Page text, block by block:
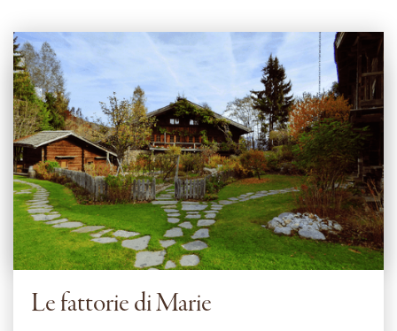
Le fattorie di Marie